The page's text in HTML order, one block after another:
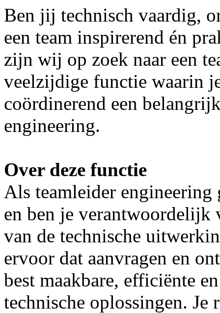
Ben jij technisch vaardig,
een team inspirerend én
zijn wij op zoek naar een
veelzijdige functie waarin
coördinerend een
engineering.
Over deze functie
Als teamleider engineering
en ben je
van de technische
ervoor dat aanvragen en
best maakbare, efficiënte
technische oplossingen. Je